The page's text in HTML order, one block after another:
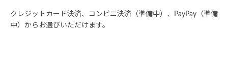
クレジットカード決済、コンビニ決済（準備中）、PayPay（準備
中）からお選びいただけます。